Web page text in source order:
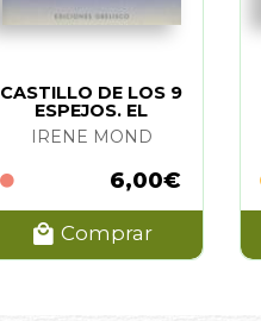
CASTILLO DE LOS 9
ESPEJOS. EL
IRENE MOND
6,00€
Comprar